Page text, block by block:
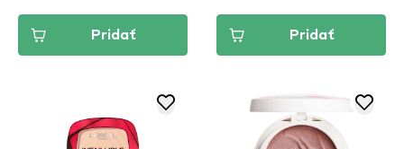
Pridať Pridať